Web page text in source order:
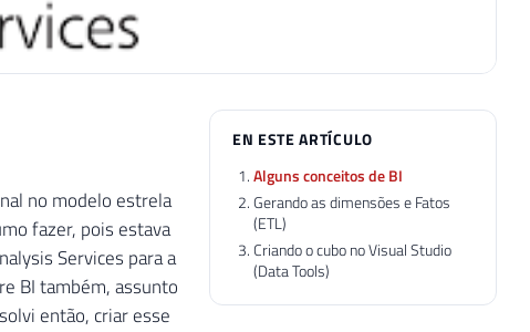
no modelo estrela
fazer, pois estava
Services para a
BI também, assunto
então, criar esse
EN ESTE ARTÍCULO
Alguns conceitos de BI
Gerando as dimensões e Fatos
(ETL)
Criando o cubo no Visual Studio
(Data Tools)